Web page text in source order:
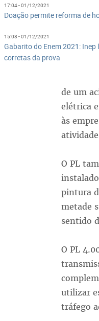
17:04 - 01/12/2021
Doação permite reforma de
15:08 - 01/12/2021
Gabarito do Enem 2021:
corretas da prova
de um
elétrica
às
O PL
pintura
metade
sentido
O PL
utilizar
tráfego